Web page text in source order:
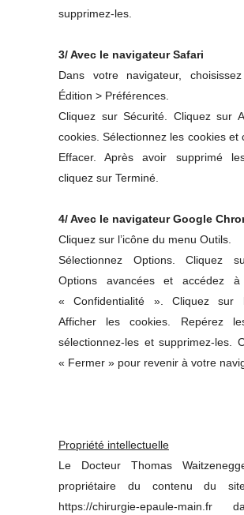
supprimez-les.
3/ Avec le navigateur Safari
Dans votre navigateur,
Édition > Préférences.
Cliquez sur Sécurité. Cliquez sur
cookies. Sélectionnez les cookies et
Effacer. Après avoir supprimé
cliquez sur Terminé.
4/ Avec le navigateur Google
Cliquez sur l’icône du menu Outils.
Sélectionnez Options. Cliquez
Options avancées et accédez
« Confidentialité ». Cliquez sur
Afficher les cookies. Repérez
sélectionnez-les et supprimez-les.
« Fermer » pour revenir à votre
Propriété intellectuelle
Le Docteur Thomas
propriétaire du contenu du
https://chirurgie-epaule-main.fr